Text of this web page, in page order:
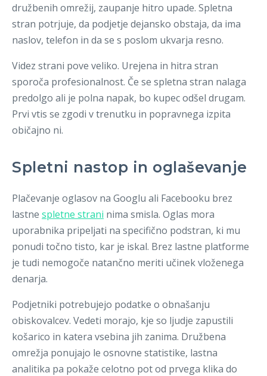
družbenih omrežij, zaupanje hitro upade. Spletna
stran potrjuje, da podjetje dejansko obstaja, da ima
naslov, telefon in da se s poslom ukvarja resno.
Videz strani pove veliko. Urejena in hitra stran
sporoča profesionalnost. Če se spletna stran nalaga
predolgo ali je polna napak, bo kupec odšel drugam.
Prvi vtis se zgodi v trenutku in popravnega izpita
običajno ni.
Spletni nastop in oglaševanje
Plačevanje oglasov na Googlu ali Facebooku brez
lastne spletne strani nima smisla. Oglas mora
uporabnika pripeljati na specifično podstran, ki mu
ponudi točno tisto, kar je iskal. Brez lastne platforme
je tudi nemogoče natančno meriti učinek vloženega
denarja.
Podjetniki potrebujejo podatke o obnašanju
obiskovalcev. Vedeti morajo, kje so ljudje zapustili
košarico in katera vsebina jih zanima. Družbena
omrežja ponujajo le osnovne statistike, lastna
analitika pa pokaže celotno pot od prvega klika do